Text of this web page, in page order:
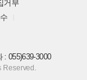
거부
: 055)639-3000
Reserved.